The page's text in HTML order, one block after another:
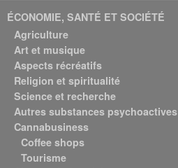
ÉCONOMIE, SANTÉ ET SOCIÉTÉ
Agriculture
Art et musique
Aspects récréatifs
Religion et spiritualité
Science et recherche
Autres substances psychoactives
Cannabusiness
Coffee shops
Tourisme